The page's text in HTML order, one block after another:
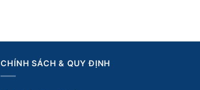
CHÍNH SÁCH & QUY ĐỊNH